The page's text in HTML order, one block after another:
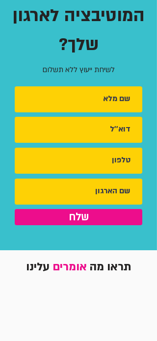
המוטיבציה לארגון
שלך?
לשיחת ייעוץ ללא תשלום
שלח
תראו מה אומרים עלינו